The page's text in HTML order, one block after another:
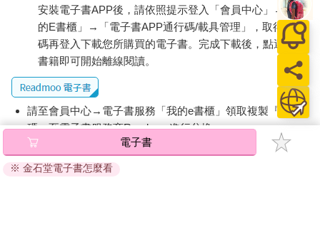
安裝電子書APP後，請依照提示登入「會員中心」→「我
的E書櫃」→「電子書APP通行碼/載具管理」，取得通行
碼再登入下載您所購買的電子書。完成下載後，點選任一
書籍即可開始離線閱讀。
請至會員中心→電子書服務「我的e書櫃」領取複製『兌換
碼』至電子書服務商Readmoo進行兌換。
退換貨須知：
因版權保護，您在金石堂所購買的電子書僅能以金石堂專屬
電子書
※ 金石堂電子書怎麼看